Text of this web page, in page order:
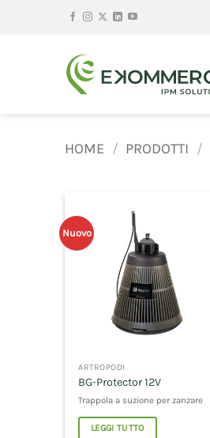
HOME / PRODOTTI /
Nuovo
ARTROPODI
BG-Protector 12V
Trappola a suzione per zanzare
LEGGI TUTTO